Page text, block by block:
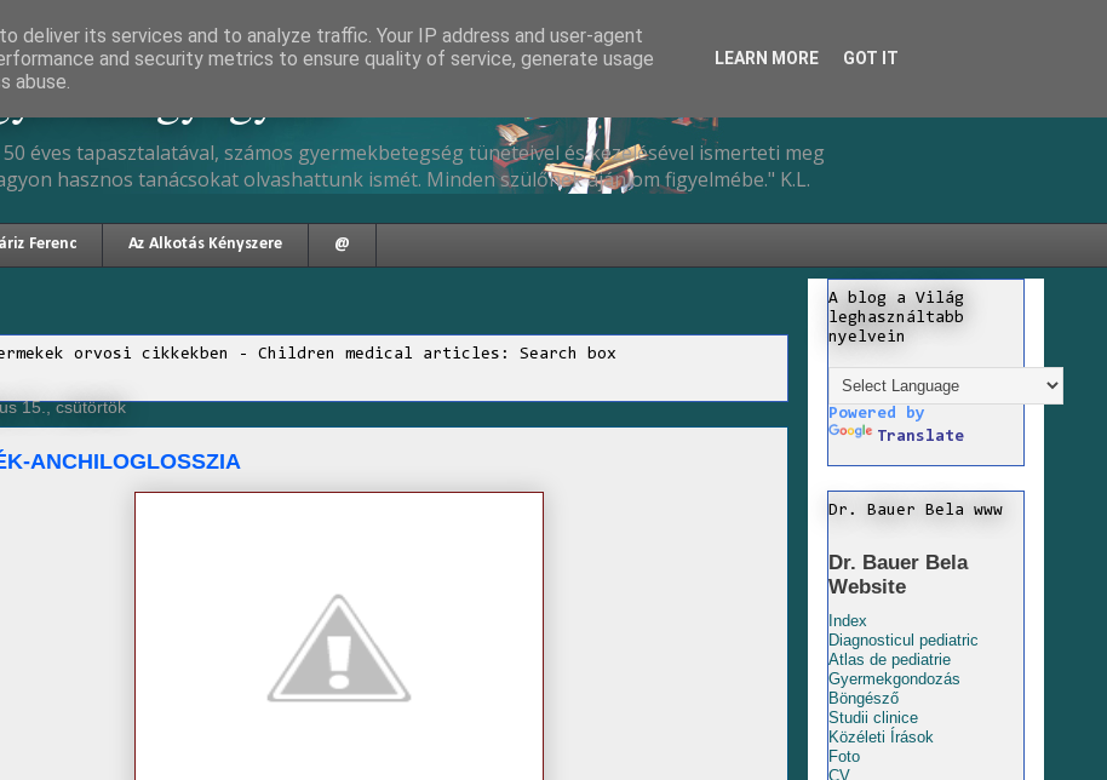
éves tapasztalatával, számos gyermekbetegség tüneteivel és kezelésével ismerteti meg
hasznos tanácsokat olvashattunk ismét. Minden szülőnek ajánlom figyelmébe." K.L.
Ferenc Az Alkotás Kényszere @
orvosi cikkekben - Children medical articles: Search box
15., csütörtök
ANCHILOGLOSSZIA
A blog a Világ
leghasználtabb
nyelvein
Powered by
Translate
Dr. Bauer Bela www
Dr. Bauer Bela
Website
Index
Diagnosticul pediatric
Atlas de pediatrie
Gyermekgondozás
Böngésző
Studii clinice
Közéleti Írások
Foto
CV
deliver its services and to analyze traffic. Your IP address and user-agent
and security metrics to ensure quality of service, generate usage
abuse.
LEARN MORE GOT IT